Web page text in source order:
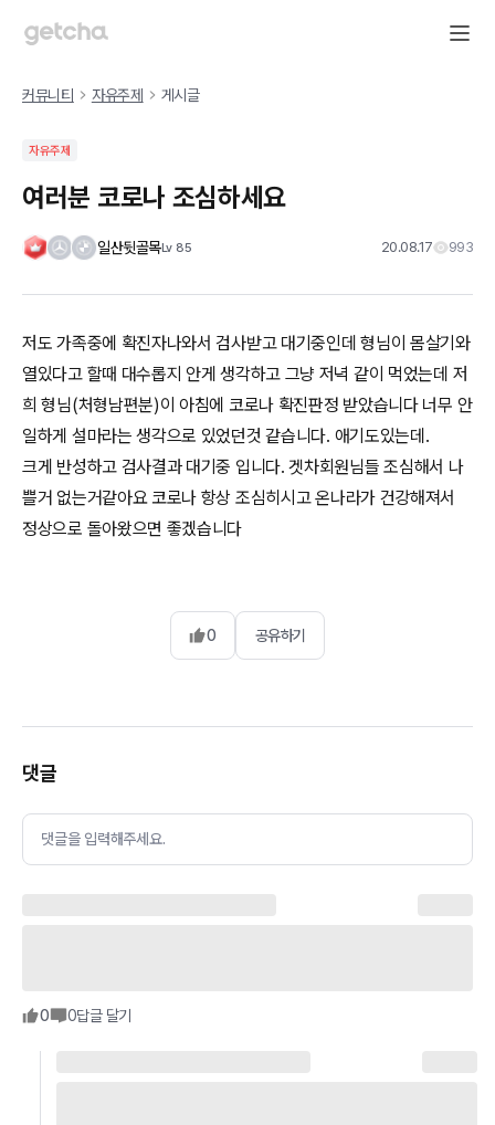
커뮤니티 자유주제 게시글
자유주제
여러분 코로나 조심하세요
일산뒷골목Lv 85 20.08.17 993
저도 가족중에 확진자나와서 검사받고 대기중인데 형님이 몸살기와
열있다고 할때 대수롭지 안게 생각하고 그냥 저녁 같이 먹었는데 저
희 형님(처형남편분)이 아침에 코로나 확진판정 받았습니다 너무 안
일하게 설마라는 생각으로 있었던것 같습니다. 애기도있는데.
크게 반성하고 검사결과 대기중 입니다. 겟차회원님들 조심해서 나
쁠거 없는거같아요 코로나 항상 조심히시고 온나라가 건강해져서
정상으로 돌아왔으면 좋겠습니다
0 공유하기
댓글
댓글을 입력해주세요.
0 0답글 달기